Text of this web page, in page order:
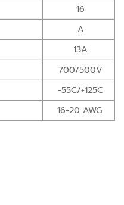
16
A
13A
700/500V
-55C/+125C
16-20 AWG.